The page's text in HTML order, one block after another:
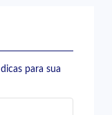
para sua